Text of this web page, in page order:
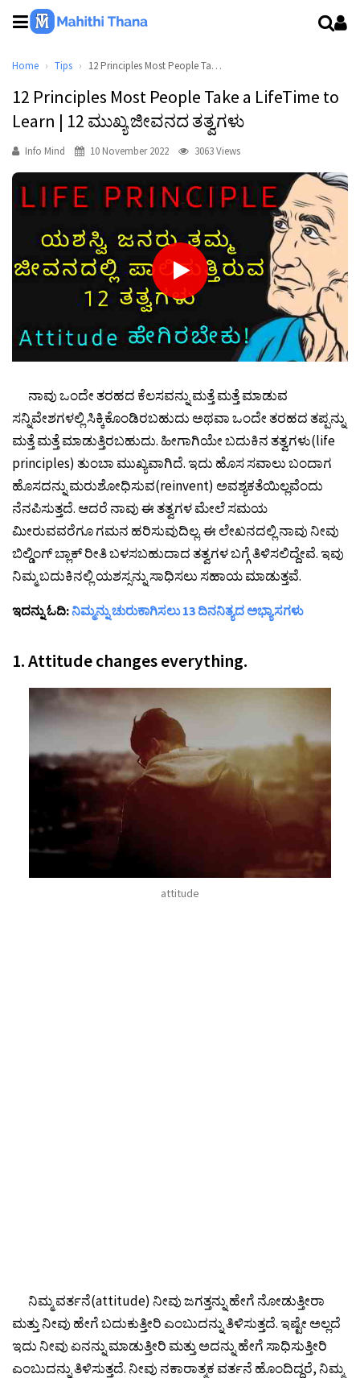
Home Tips 12 Principles Most People Take a LifeTime to Learn | 12 ಮುಖ್ಯ ಜೀವನದ ತತ್ವಗಳು
12 Principles Most People Take a LifeTime to
Learn | 12 ಮುಖ್ಯ ಜೀವನದ ತತ್ವಗಳು
Info Mind 10 November 2022 3063 Views
ನಾವು ಒಂದೇ ತರಹದ ಕೆಲಸವನ್ನು ಮತ್ತೆ ಮತ್ತೆ ಮಾಡುವ
ಸನ್ನಿವೇಶಗಳಲ್ಲಿ ಸಿಕ್ಕಿಕೊಂಡಿರಬಹುದು ಅಥವಾ ಒಂದೇ ತರಹದ ತಪ್ಪನ್ನು
ಮತ್ತೆ ಮತ್ತೆ ಮಾಡುತ್ತಿರಬಹುದು. ಹೀಗಾಗಿಯೇ ಬದುಕಿನ ತತ್ವಗಳು(life
principles) ತುಂಬಾ ಮುಖ್ಯವಾಗಿದೆ. ಇದು ಹೊಸ ಸವಾಲು ಬಂದಾಗ
ಹೊಸದನ್ನು ಮರುಶೋಧಿಸುವ(reinvent) ಅವಶ್ಯಕತೆಯಿಲ್ಲವೆಂದು
ನೆನಪಿಸುತ್ತದೆ. ಆದರೆ ನಾವು ಈ ತತ್ವಗಳ ಮೇಲೆ ಸಮಯ
ಮೀರುವವರೆಗೂ ಗಮನ ಹರಿಸುವುದಿಲ್ಲ. ಈ ಲೇಖನದಲ್ಲಿ ನಾವು ನೀವು
ಬಿಲ್ಡಿಂಗ್ ಬ್ಲಾಕ್ ರೀತಿ ಬಳಸಬಹುದಾದ ತತ್ವಗಳ ಬಗ್ಗೆ ತಿಳಿಸಲಿದ್ದೇವೆ. ಇವು
ನಿಮ್ಮ ಬದುಕಿನಲ್ಲಿ ಯಶಸ್ಸನ್ನು ಸಾಧಿಸಲು ಸಹಾಯ ಮಾಡುತ್ತವೆ.
ಇದನ್ನು ಓದಿ:ನಿಮ್ಮನ್ನು ಚುರುಕಾಗಿಸಲು 13 ದಿನನಿತ್ಯದ ಅಭ್ಯಾಸಗಳು
1. Attitude changes everything.
attitude
ನಿಮ್ಮ ವರ್ತನೆ(attitude) ನೀವು ಜಗತ್ತನ್ನು ಹೇಗೆ ನೋಡುತ್ತೀರಾ
ಮತ್ತು ನೀವು ಹೇಗೆ ಬದುಕುತ್ತೀರಿ ಎಂಬುದನ್ನು ತಿಳಿಸುತ್ತದೆ. ಇಷ್ಟೇ ಅಲ್ಲದೆ
ಇದು ನೀವು ಏನನ್ನು ಮಾಡುತ್ತೀರಿ ಮತ್ತು ಅದನ್ನು ಹೇಗೆ ಸಾಧಿಸುತ್ತೀರಿ
ಎಂಬುದನ್ನು ತಿಳಿಸುತ್ತದೆ. ನೀವು ನಕಾರಾತ್ಮಕ ವರ್ತನೆ ಹೊಂದಿದ್ದರೆ, ನಿಮ್ಮ